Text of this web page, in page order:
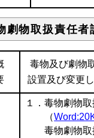
劇物取扱責任者
毒物及び劇物
設置及び変更
１．毒物劇物
（
毒物劇物取扱